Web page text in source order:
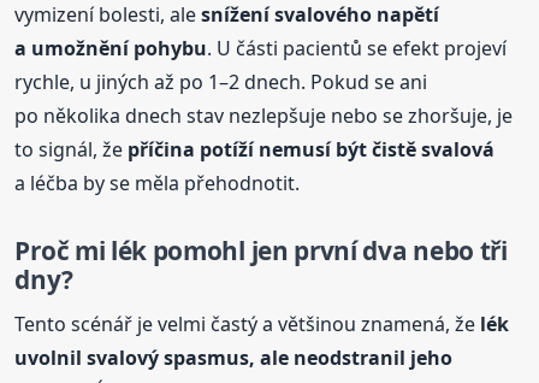
vymizení bolesti, alesnížení svalového napětí
a umožnění pohybu. U části pacientů se efekt projeví
rychle, u jiných až po 1–2 dnech. Pokud se ani
po několika dnech stav nezlepšuje nebo se zhoršuje, je
to signál, že příčina potíží nemusí být čistě svalová
a léčba by se měla přehodnotit.
Proč mi lék pomohl jen první dva nebo tři
dny?
Tento scénář je velmi častý a většinou znamená, že lék
uvolnil svalový spasmus, ale neodstranil jeho